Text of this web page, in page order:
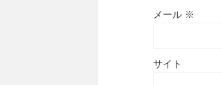
メール ※
サイト